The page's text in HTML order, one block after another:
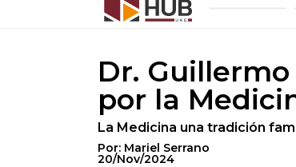
Dr.
por la
La Medicina una tradición
Por: Mariel Serrano
20/Nov/2024